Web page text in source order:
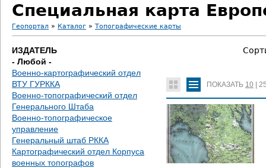
Специальная карта
В
ы
з
д
е
с
Геопортал » Каталог » Топографические карты
ИЗДАТЕЛЬ
- Любой -
Военно-картографический отдел
ВТУ ГУРККА
Военно-топографический отдел
Генерального Штаба
Военно-топографическое
управление
Генеральный штаб РККА
Картографический отдел Корпуса
военных топографов
ПОКАЗАТЬ 10